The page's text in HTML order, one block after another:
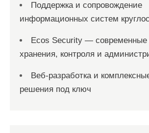
Поддержка и сопровождение
информационных систем
Ecos Security —
хранения, контроля и
Веб-разработка и
решения под ключ